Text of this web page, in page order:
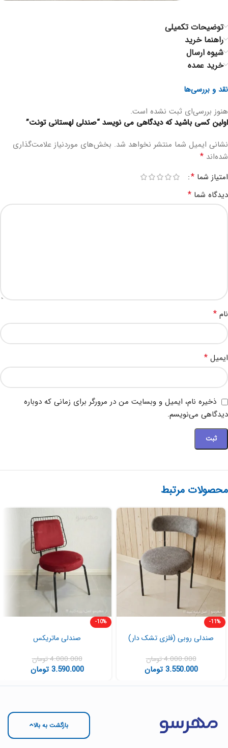
توضیحات تکمیلی
راهنما خرید
شیوه ارسال
خرید عمده
نقد و بررسی‌ها
هنوز بررسی‌ای ثبت نشده است.
اولین کسی باشید که دیدگاهی می نویسد “صندلی لهستانی تونت”
نشانی ایمیل شما منتشر نخواهد شد. بخش‌های موردنیاز علامت‌گذاری
شده‌اند *
امتیاز شما *
دیدگاه شما *
نام *
ایمیل *
ذخیره نام، ایمیل و وبسایت من در مرورگر برای زمانی که دوباره
دیدگاهی می‌نویسم.
محصولات مرتبط
-11%
صندلی روبی (فلزی تشک دار)
4.000.000تومان
3.550.000 تومان
-10%
صندلی ماتریکس
4.000.000تومان
3.590.000 تومان
بازگشت به بالا